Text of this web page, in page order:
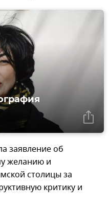
заявление об
желанию и
столицы за
критику и